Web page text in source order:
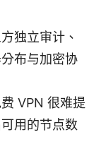
独立审计、
布与加密协
VPN 很难提
用的节点数